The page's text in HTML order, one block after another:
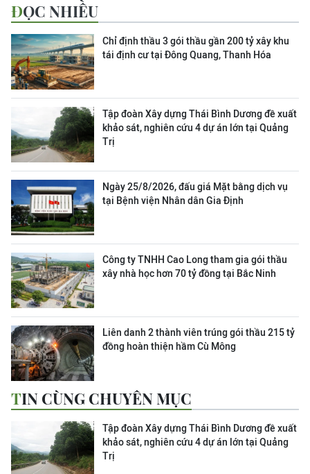
ĐỌC NHIỀU
Chỉ định thầu 3 gói thầu gần 200 tỷ xây khu
tái định cư tại Đông Quang, Thanh Hóa
Tập đoàn Xây dựng Thái Bình Dương đề xuất
khảo sát, nghiên cứu 4 dự án lớn tại Quảng
Trị
Ngày 25/8/2026, đấu giá Mặt bằng dịch vụ
tại Bệnh viện Nhân dân Gia Định
Công ty TNHH Cao Long tham gia gói thầu
xây nhà học hơn 70 tỷ đồng tại Bắc Ninh
Liên danh 2 thành viên trúng gói thầu 215 tỷ
đồng hoàn thiện hầm Cù Mông
TIN CÙNG CHUYÊN MỤC
Tập đoàn Xây dựng Thái Bình Dương đề xuất
khảo sát, nghiên cứu 4 dự án lớn tại Quảng
Trị